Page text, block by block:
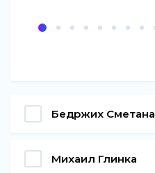
Бедржих Сметана
Михаил Глинка